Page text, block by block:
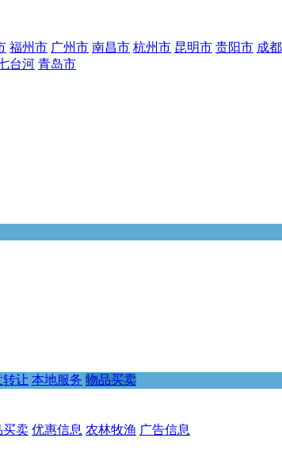
福州市 广州市 南昌市 杭州市 昆明市 贵阳市 成
台河 青岛市
转让 本地服务 物品买卖
买卖 优惠信息 农林牧渔 广告信息